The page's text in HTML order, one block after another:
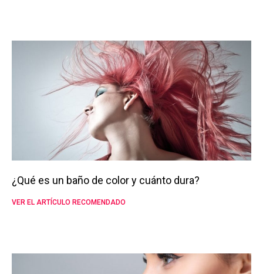
¿Qué es un baño de color y cuánto dura?
VER EL ARTÍCULO RECOMENDADO